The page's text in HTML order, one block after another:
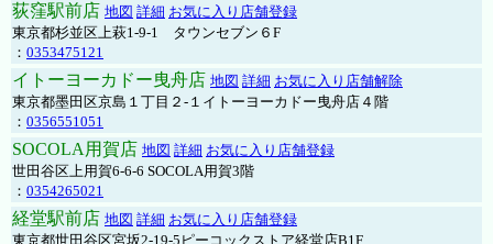
荻窪駅前店 地図 詳細 お気に入り店舗登録
東京都杉並区上萩1-9-1 タウンセブン６F
： 0353475121
イトーヨーカドー曳舟店 地図 詳細 お気に入り店舗解除
東京都墨田区京島１丁目２-１イトーヨーカドー曳舟店４階
： 0356551051
SOCOLA用賀店 地図 詳細 お気に入り店舗登録
世田谷区上用賀6-6-6 SOCOLA用賀3階
： 0354265021
経堂駅前店 地図 詳細 お気に入り店舗登録
東京都世田谷区宮坂2-19-5ピーコックストア経堂店B1F